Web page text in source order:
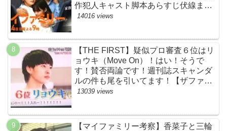
作犯人キャスト脚本あらすじ伏線まと
め】
14016 views
【THE FIRST】疑似プロ審査６位はリ
ョウキ（Move On）！はい！そうで
す！賛否両論です！週刊誌スキャンダ
ルの件も尾を引いてます！【ザファー
スト・ネットのネタバレ感想考察まと
13039 views
【マイファミリー考察】香菜子と三輪